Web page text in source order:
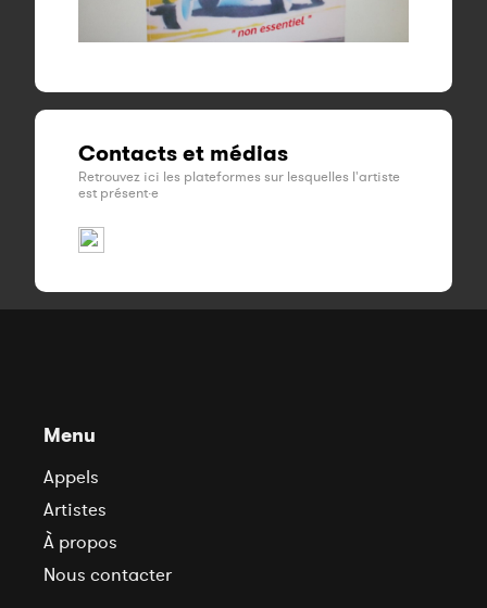
Contacts et médias
Retrouvez ici les plateformes sur lesquelles l'artiste
est présent·e
Menu
Appels
Artistes
À propos
Nous contacter